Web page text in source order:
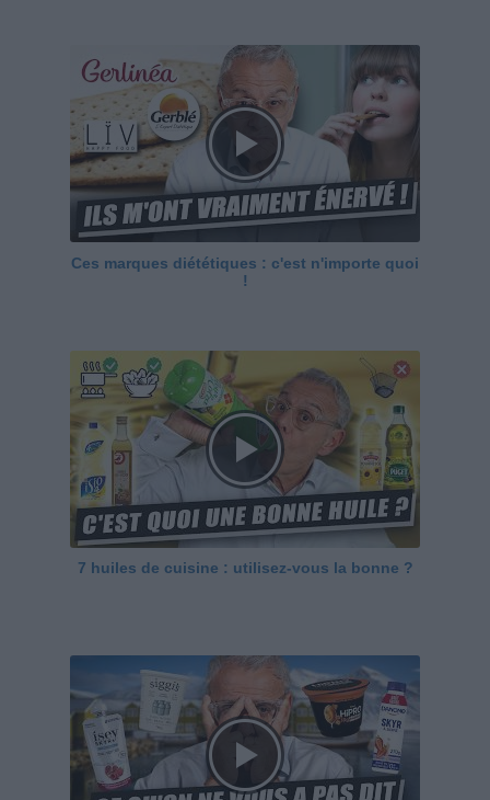
Ces marques diététiques : c'est n'importe quoi
!
7 huiles de cuisine : utilisez-vous la bonne ?